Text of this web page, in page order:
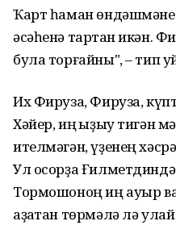
Ҡарт һаман
əсəһенə тартҡан икəн.
була торғайны", – тип
Их Фируза, Фируза,
Хəйер, иң ҡыҙыу тигəн
ителмəгəн, үҙенең
Ул осорҙа
Тормошоноң иң ауыр
аҙаҡтан тɵрмəлə лə